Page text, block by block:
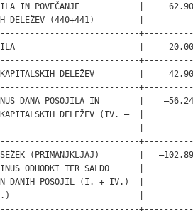
IN POVEČANJE            |
DELEŽEV (440+441)         |
|
KAPITALSKIH DELEŽEV         |
DANA POSOJILA IN        |
DELEŽEV (IV. –  |
|
(PRIMANJKLJAJ)        |
ODHODKI TER SALDO      |
DANIH POSOJIL (I. + IV.)  |
|